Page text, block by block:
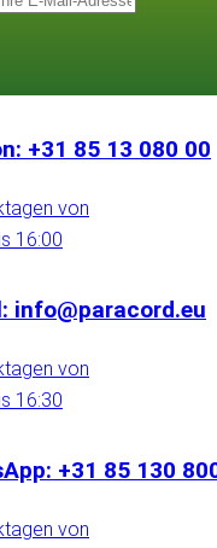
+31 85 13 080 00
von
16:00
info@paracord.eu
von
16:30
+31 85 130
von